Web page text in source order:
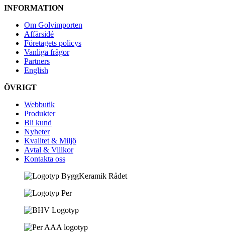
INFORMATION
Om Golvimporten
Affärsidé
Företagets policys
Vanliga frågor
Partners
English
ÖVRIGT
Webbutik
Produkter
Bli kund
Nyheter
Kvalitet & Miljö
Avtal & Villkor
Kontakta oss